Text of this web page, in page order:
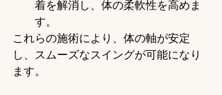
着を解消し、体の柔軟性を高めま
す。
これらの施術により、体の軸が安定
し、スムーズなスイングが可能になり
ます。